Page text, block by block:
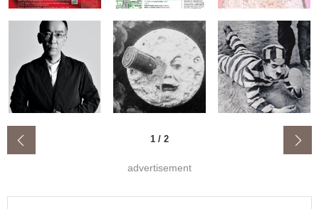
1 / 2
advertisement